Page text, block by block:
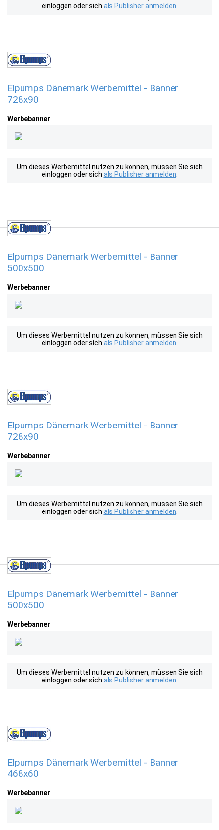
einloggen oder sich als Publisher anmelden
Elpumps Dänemark Werbemittel - Banner
728x90
Werbebanner
Um dieses Werbemittel nutzen zu können, müssen Sie sich
einloggen oder sich als Publisher anmelden
Elpumps Dänemark Werbemittel - Banner
500x500
Werbebanner
Um dieses Werbemittel nutzen zu können, müssen Sie sich
einloggen oder sich als Publisher anmelden
Elpumps Dänemark Werbemittel - Banner
728x90
Werbebanner
Um dieses Werbemittel nutzen zu können, müssen Sie sich
einloggen oder sich als Publisher anmelden
Elpumps Dänemark Werbemittel - Banner
500x500
Werbebanner
Um dieses Werbemittel nutzen zu können, müssen Sie sich
einloggen oder sich als Publisher anmelden
Elpumps Dänemark Werbemittel - Banner
468x60
Werbebanner